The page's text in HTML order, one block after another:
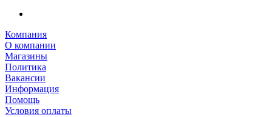
Компания
О компании
Магазины
Политика
Вакансии
Информация
Помощь
Условия оплаты